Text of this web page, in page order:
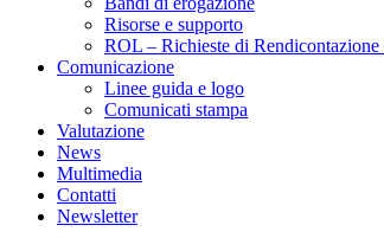
Risorse e supporto
ROL – Richieste di
Comunicazione
Linee guida e logo
Comunicati stampa
Valutazione
News
Multimedia
Contatti
Newsletter